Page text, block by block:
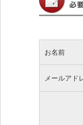
お名前
メールアド